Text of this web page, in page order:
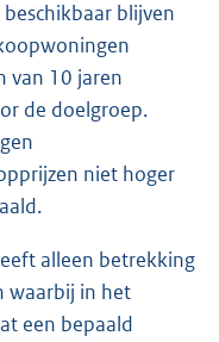
blijven
van 10 jaren
de doelgroep.
niet hoger
alleen betrekking
waarbij in het
een bepaald